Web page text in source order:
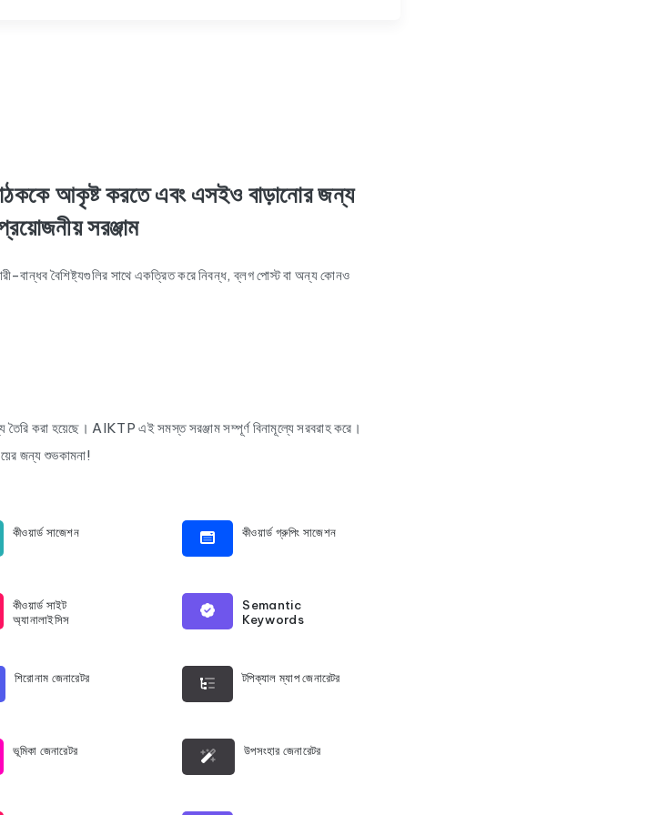
আকৃষ্ট করতে এবং এসইও বাড়ানোর জন্য
সরঞ্জাম
বান্ধব বৈশিষ্ট্যগুলির সাথে একত্রিত করে নিবন্ধ, ব্লগ পোস্ট বা অন্য কোনও
করা হয়েছে। AIKTP এই সমস্ত সরঞ্জাম সম্পূর্ণ বিনামূল্যে সরবরাহ করে।
জন্য শুভকামনা!
কীওয়ার্ড সাজেশন কীওয়ার্ড গ্রুপিং সাজেশন
কীওয়ার্ড সাইট
অ্যানালাইসিস
Semantic
Keywords
শিরোনাম জেনারেটর টপিক্যাল ম্যাপ জেনারেটর
ভূমিকা জেনারেটর উপসংহার জেনারেটর